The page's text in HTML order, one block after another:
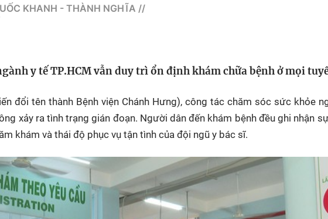
Phóng sự Khán giả HTV
Thành phố không
Chậm
Bé xem gì
Việt
Các show khác
Các chương trình
Phim truyền hình
Made By Vietnam
Innovation Fest
Chung một tấm
KHANH - THÀNH NGHĨA //
y tế TP.HCM vẫn duy trì ổn định khám chữa bệnh ở mọi
đổi tên thành Bệnh viện Chánh Hưng), công tác chăm sóc sức khỏe
xảy ra tình trạng gián đoạn. Người dân đến khám bệnh đều ghi nhận
khám và thái độ phục vụ tận tình của đội ngũ y bác sĩ.